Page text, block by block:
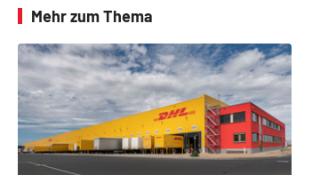
Mehr zum Thema